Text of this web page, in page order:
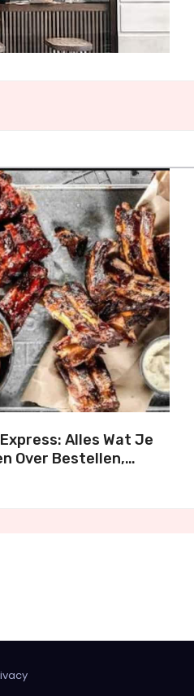
Alles Wat Je
Over Bestellen,